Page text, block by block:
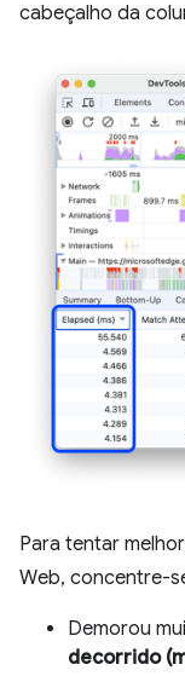
cabeçalho da
Para tentar
Web, concentre-
Demorou
decorrido